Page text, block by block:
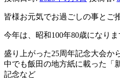
皆様お元気でお過ごしの事とご
今年は、昭和100年80歳になり
盛り上がった25周年記念大会か
中でも飯田の地方紙に載った「
記念など